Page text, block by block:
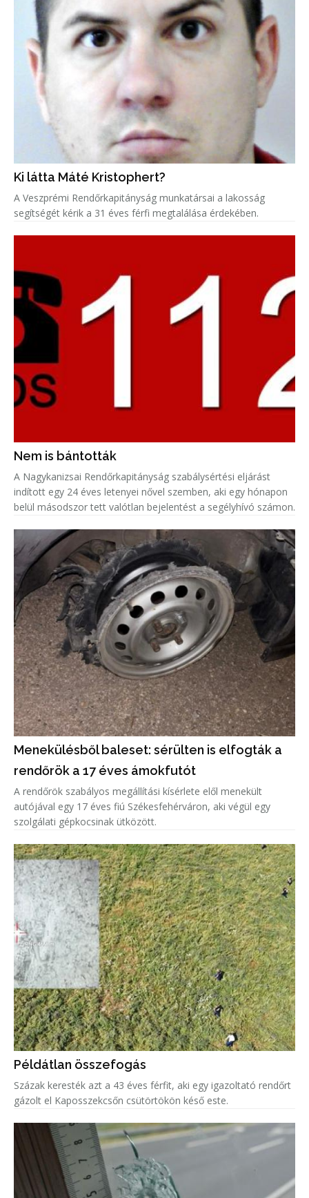
Ki látta Máté Kristophert?
A Veszprémi Rendőrkapitányság munkatársai a lakosság
segítségét kérik a 31 éves férfi megtalálása érdekében.
Nem is bántották
A Nagykanizsai Rendőrkapitányság szabálysértési eljárást
indított egy 24 éves letenyei nővel szemben, aki egy hónapon
belül másodszor tett valótlan bejelentést a segélyhívó számon.
Menekülésből baleset: sérülten is elfogták a
rendőrök a 17 éves ámokfutót
A rendőrök szabályos megállítási kísérlete elől menekült
autójával egy 17 éves fiú Székesfehérváron, aki végül egy
szolgálati gépkocsinak ütközött.
Példátlan összefogás
Százak keresték azt a 43 éves férfit, aki egy igazoltató rendőrt
gázolt el Kaposszekcsőn csütörtökön késő este.